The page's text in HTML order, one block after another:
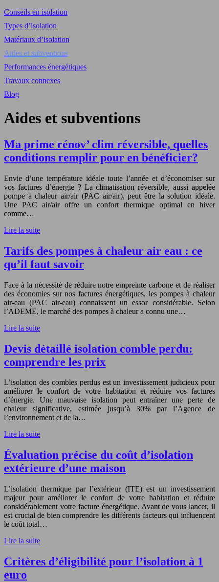
Conseils en isolation
Types d’isolation
Matériaux d’isolation
Aides et subventions
Performances énergétiques
Travaux connexes
Blog
Aides et subventions
Ma prime rénov’ clim réversible, quelles
conditions remplir pour en bénéficier?
Envie d’une température idéale toute l’année et d’économiser sur
vos factures d’énergie ? La climatisation réversible, aussi appelée
pompe à chaleur air/air (PAC air/air), peut être la solution idéale.
Une PAC air/air offre un confort thermique optimal en hiver
comme…
Lire la suite
Tarifs des pompes à chaleur air eau : ce
qu’il faut savoir
Face à la nécessité de réduire notre empreinte carbone et de réaliser
des économies sur nos factures énergétiques, les pompes à chaleur
air-eau (PAC air-eau) connaissent un essor considérable. Selon
l’ADEME, le marché des pompes à chaleur a connu une…
Lire la suite
Devis détaillé isolation comble perdu:
comprendre les prix
L’isolation des combles perdus est un investissement judicieux pour
améliorer le confort de votre habitation et réduire vos factures
d’énergie. Une mauvaise isolation peut entraîner une perte de
chaleur significative, estimée jusqu’à 30% par l’Agence de
l’environnement et de la…
Lire la suite
Évaluation précise du coût d’isolation
extérieure d’une maison
L’isolation thermique par l’extérieur (ITE) est un investissement
majeur pour améliorer le confort de votre habitation et réduire
considérablement votre facture énergétique. Avant de vous lancer, il
est crucial de bien comprendre les différents facteurs qui influencent
le coût total…
Lire la suite
Critères d’éligibilité pour l’isolation à 1
euro